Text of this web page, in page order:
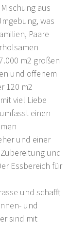
aus
was
Paare
m2 großen
und offenem
120 m2
viel Liebe
einen
und einer
und
Essbereich für
und schafft
und
sind mit